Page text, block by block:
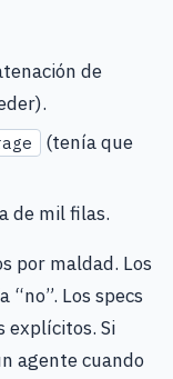
de
(tenía que
de mil filas.
por maldad. Los
“no”. Los specs
explícitos. Si
agente cuando